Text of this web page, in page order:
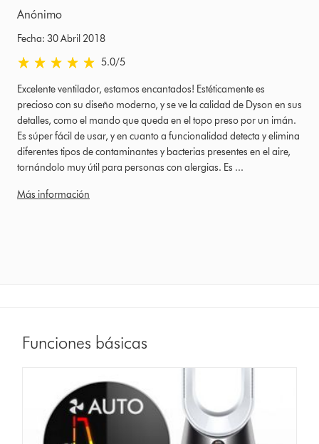
Anónimo
Fecha: 30 Abril 2018
5.0
estrellas
de
5
de
Fecha:
30
2018
5.0/5
Excelente ventilador, estamos encantados! Estéticamente es
precioso con su diseño moderno, y se ve la calidad de Dyson en sus
detalles, como el mando que queda en el topo preso por un imán.
Es súper fácil de usar, y en cuanto a funcionalidad detecta y elimina
diferentes tipos de contaminantes y bacterias presentes en el aire,
tornándolo muy útil para personas con alergias. Es ...
Más información
Funciones básicas